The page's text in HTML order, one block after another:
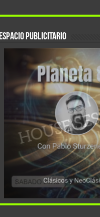
Espacio Publicitario